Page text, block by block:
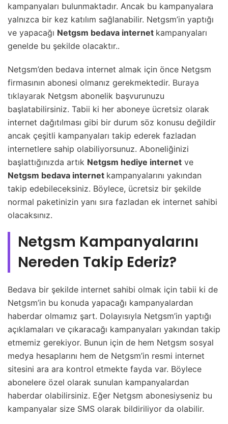
kampanyaları bulunmaktadır. Ancak bu kampanyalara
yalnızca bir kez katılım sağlanabilir. Netgsm’in yaptığı
ve yapacağı Netgsm bedava internet kampanyaları
genelde bu şekilde olacaktır..
Netgsm’den bedava internet almak için önce Netgsm
firmasının abonesi olmanız gerekmektedir. Buraya
tıklayarak Netgsm abonelik başvurunuzu
başlatabilirsiniz. Tabii ki her aboneye ücretsiz olarak
internet dağıtılması gibi bir durum söz konusu değildir
ancak çeşitli kampanyaları takip ederek fazladan
internetlere sahip olabiliyorsunuz. Aboneliğinizi
başlattığınızda artık Netgsm hediye internet ve
Netgsm bedava internet kampanyalarını yakından
takip edebileceksiniz. Böylece, ücretsiz bir şekilde
normal paketinizin yanı sıra fazladan ek internet sahibi
olacaksınız.
Netgsm Kampanyalarını
Nereden Takip Ederiz?
Bedava bir şekilde internet sahibi olmak için tabii ki de
Netgsm’in bu konuda yapacağı kampanyalardan
haberdar olmamız şart. Dolayısıyla Netgsm’in yaptığı
açıklamaları ve çıkaracağı kampanyaları yakından takip
etmemiz gerekiyor. Bunun için de hem Netgsm sosyal
medya hesaplarını hem de Netgsm’in resmi internet
sitesini ara ara kontrol etmekte fayda var. Böylece
abonelere özel olarak sunulan kampanyalardan
haberdar olabilirsiniz. Eğer Netgsm abonesiyseniz bu
kampanyalar size SMS olarak bildiriliyor da olabilir.